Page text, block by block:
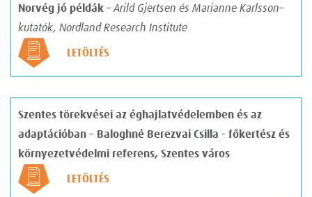
Norvég jó példák – Arild Gjertsen és Marianne Karlsson–
kutatók, Nordland Research Institute
LETÖLTÉS
Szentes törekvései az éghajlatvédelemben és az
adaptációban – Baloghné Berezvai Csilla - főkertész és
környezetvédelmi referens, Szentes város
LETÖLTÉS